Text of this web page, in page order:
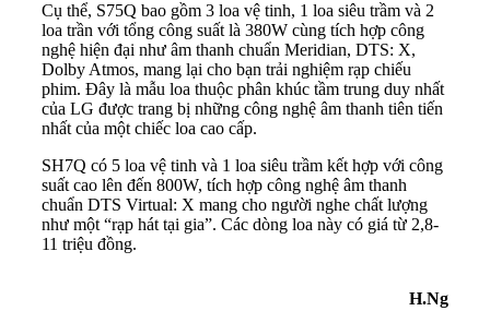
Cụ thể, S75Q bao gồm 3 loa vệ tinh, 1 loa siêu trầm và 2
loa trần với tổng công suất là 380W cùng tích hợp công
nghệ hiện đại như âm thanh chuẩn Meridian, DTS: X,
Dolby Atmos, mang lại cho bạn trải nghiệm rạp chiếu
phim. Đây là mẫu loa thuộc phân khúc tầm trung duy nhất
của LG được trang bị những công nghệ âm thanh tiên tiến
nhất của một chiếc loa cao cấp.
SH7Q có 5 loa vệ tinh và 1 loa siêu trầm kết hợp với công
suất cao lên đến 800W, tích hợp công nghệ âm thanh
chuẩn DTS Virtual: X mang cho người nghe chất lượng
như một “rạp hát tại gia”. Các dòng loa này có giá từ 2,8-
11 triệu đồng.
H.Ng